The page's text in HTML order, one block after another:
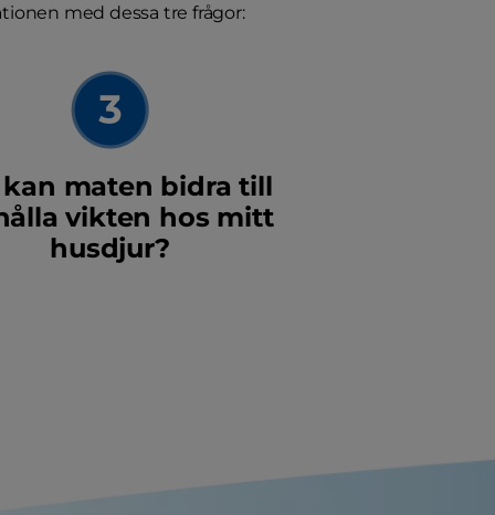
med dessa tre frågor:
kan maten bidra till
vikten hos mitt
husdjur?